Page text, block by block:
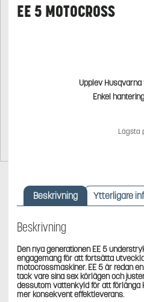
EE 5 MOTOCROSS
Upplev Husqvarna
Enkel
Lägsta
Beskrivning Ytterligare
Beskrivning
Den nya generationen EE 5
engagemang för att fortsätta
motocrossmaskiner. EE 5 är redan
tack vare sina sex körlägen och
dessutom vattenkyld för att
mer konsekvent effektleverans.